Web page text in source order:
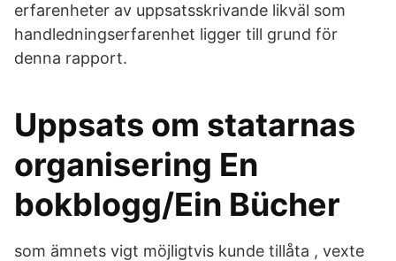
erfarenheter av uppsatsskrivande likväl som
handledningserfarenhet ligger till grund för
denna rapport.
Uppsats om statarnas
organisering En
bokblogg/Ein Bücher
som ämnets vigt möjligtvis kunde tillåta , vexte